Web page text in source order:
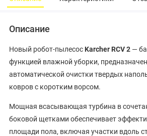
Описание
Новый робот-пылесос Karcher RCV 2 —
функцией влажной уборки,
автоматической очистки твердых
ковров с коротким ворсом.
Мощная всасывающая турбина в
боковой щетками обеспечивает
площади пола, включая участки вдоль